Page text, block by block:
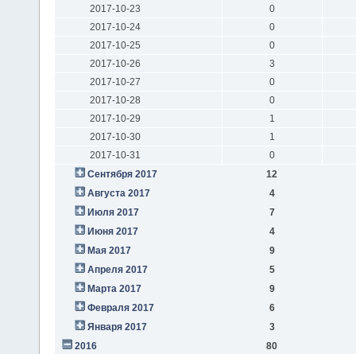
2017-10-23
0
2017-10-24
0
2017-10-25
0
2017-10-26
3
2017-10-27
0
2017-10-28
0
2017-10-29
1
2017-10-30
1
2017-10-31
0
Сентября 2017
12
Августа 2017
4
Июля 2017
7
Июня 2017
4
Мая 2017
9
Апреля 2017
5
Марта 2017
9
Февраля 2017
6
Января 2017
3
2016
80